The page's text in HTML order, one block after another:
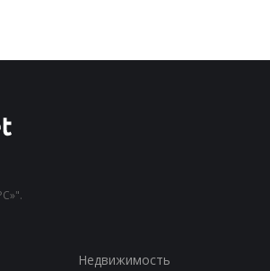
Недвижимость